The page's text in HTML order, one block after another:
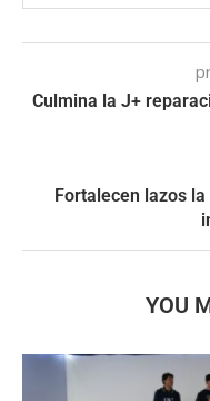
Culmina la J+
Fortalecen lazos
YOU